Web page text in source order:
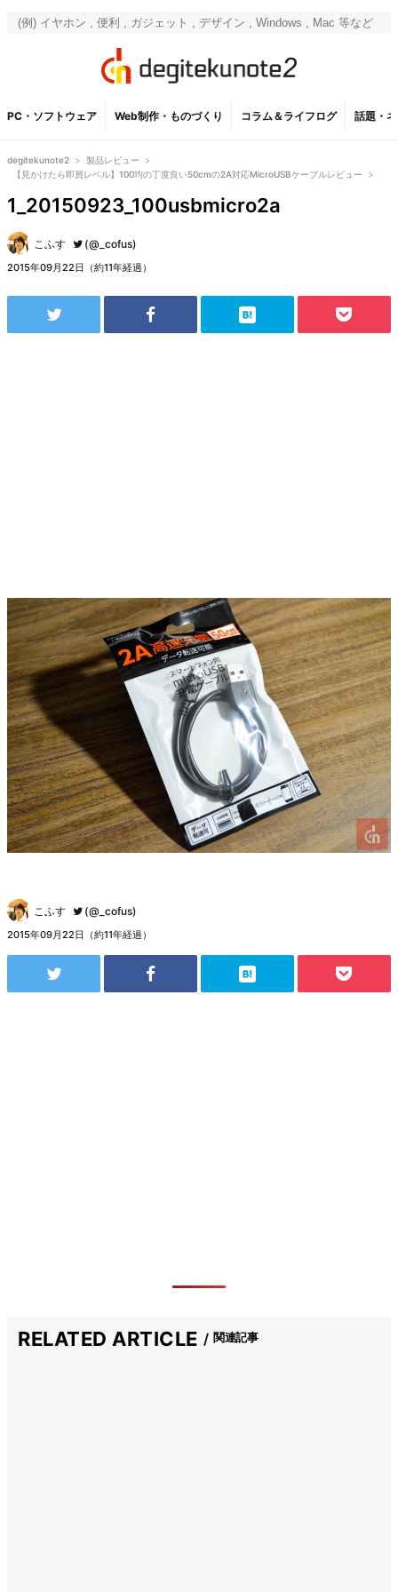
PC・ソフトウェア Web制作・ものづくり コラム＆ライフログ 話題・
degitekunote2 > 製品レビュー
>
【見かけたら即買レベル】100均の丁度良い50cmの2A対応MicroUSBケーブルレビュー
>
1_20150923_100usbmicro2a
こふす (@_cofus)
2015年09月22日（約11年経過）
こふす (@_cofus)
2015年09月22日（約11年経過）
RELATED ARTICLE 関連記事